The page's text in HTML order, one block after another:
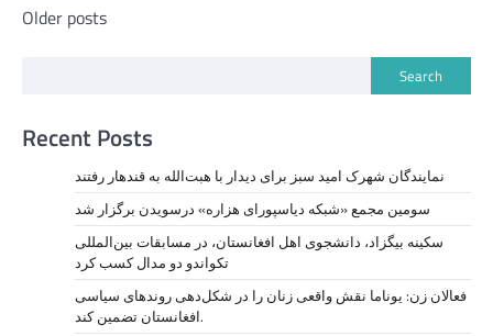
Posts
Older posts
Search
Recent Posts
نمايندگان شهرک امید سبز برای دیدار با هبت‌الله به قندهار رفتند
سومین مجمع «شبکه دیاسپورای هزاره» درسویدن برگزار شد
سکینه بیگزاد، دانشجوی اهل افغانستان، در مسابقات بین‌المللی
تکواندو دو مدال کسب کرد
فعالان زن: یوناما نقش واقعی زنان را در شکل‌دهی روندهای سیاسی
افغانستان تضمین کند.